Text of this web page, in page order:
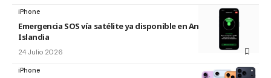
iPhone
Emergencia SOS vía satélite ya disponible en Andorra e
Islandia
24 Julio 2026
iPhone